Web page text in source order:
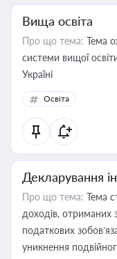
Вища освіта
Про що тема: Тема
системи вищої
Україні
Освіта
Декларування
Про що тема: Тема
доходів, отриманих
податкових
уникнення